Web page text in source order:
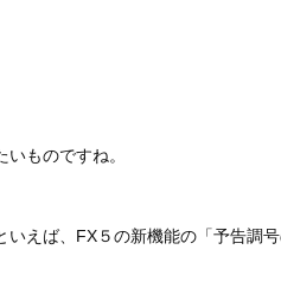
ものですね。
えば、FX５の新機能の「予告調